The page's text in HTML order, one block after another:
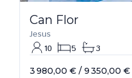
Can Flor
Jesus
10
5 3
3 980,00 € / 9 350,00 €